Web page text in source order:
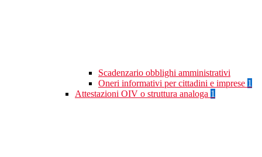
Scadenzario obblighi amministrativi
Oneri informativi per cittadini e imprese 1
Attestazioni OIV o struttura analoga 1